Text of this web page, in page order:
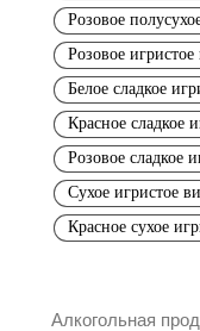
Розовое
Розовое
Белое сладкое
Красное сладкое
Розовое сладкое
Сухое игристое
Красное сухое
Алкогольная